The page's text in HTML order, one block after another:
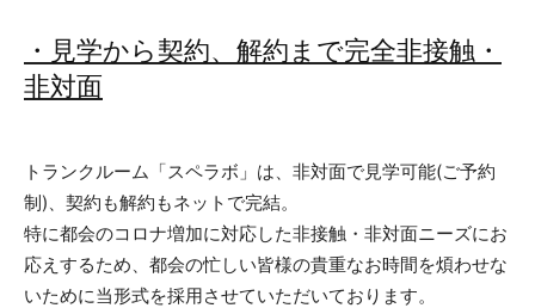
・見学から契約、解約まで完全非接触・
非対面
トランクルーム「スペラボ」は、非対面で見学可能(ご予約
制)、契約も解約もネットで完結。
特に都会のコロナ増加に対応した非接触・非対面ニーズにお
応えするため、都会の忙しい皆様の貴重なお時間を煩わせな
いために当形式を採用させていただいております。